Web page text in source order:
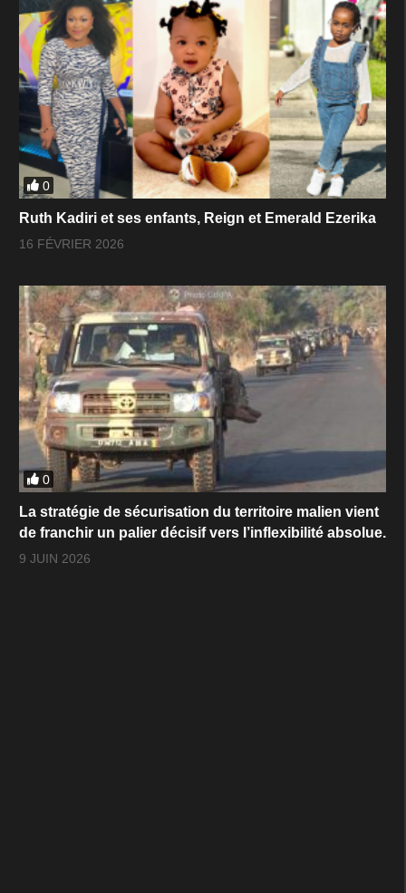
0
Ruth Kadiri et ses enfants, Reign et Emerald Ezerika
16 FÉVRIER 2026
0
La stratégie de sécurisation du territoire malien vient
de franchir un palier décisif vers l’inflexibilité absolue.
9 JUIN 2026